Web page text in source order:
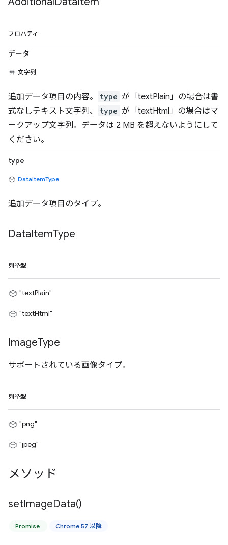
プロパティ
データ
文字列
追加データ項目の内容。 type が「textPlain」の場合は書
式なしテキスト文字列、
type が「textHtml」の場合はマ
ークアップ文字列。データは 2 MB を超えないようにして
ください。
type
DataItemType
追加データ項目のタイプ。
DataItemType
列挙型
"textPlain"
"textHtml"
ImageType
サポートされている画像タイプ。
列挙型
"png"
"jpeg"
メソッド
setImageData()
Promise Chrome 57 以降